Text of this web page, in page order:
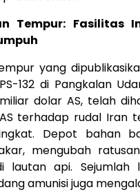
Tempur: Fasilitas
yang
132 di Pangkalan
dolar AS, telah
terhadap rudal Iran
Depot bahan
mengubah
lautan api. Sejumlah
amunisi juga